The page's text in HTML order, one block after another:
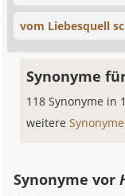
vom Liebesquell
Synonyme
118 Synonyme in
weitere
Synonyme vor